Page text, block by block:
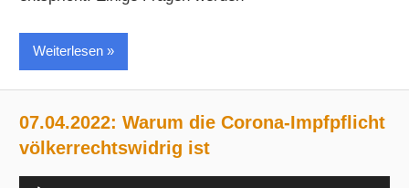
Weiterlesen
07.04.2022: Warum die Corona-Impfpflicht
völkerrechtswidrig ist